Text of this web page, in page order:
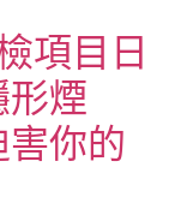
項目日
形煙
你的